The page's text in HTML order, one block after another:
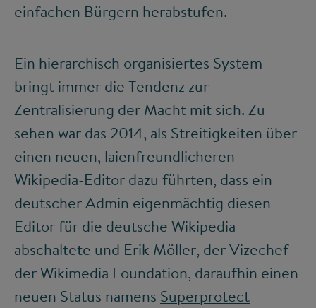
einfachen Bürgern herabstufen.
Ein hierarchisch organisiertes System
bringt immer die Tendenz zur
Zentralisierung der Macht mit sich. Zu
sehen war das 2014, als Streitigkeiten über
einen neuen, laienfreundlicheren
Wikipedia-Editor dazu führten, dass ein
deutscher Admin eigenmächtig diesen
Editor für die deutsche Wikipedia
abschaltete und Erik Möller, der Vizechef
der Wikimedia Foundation, daraufhin einen
neuen Status namens Superprotect